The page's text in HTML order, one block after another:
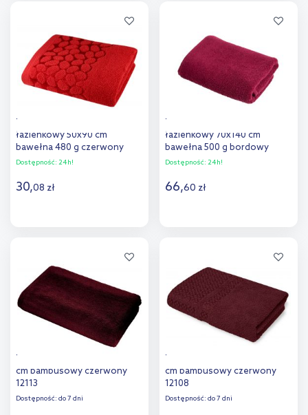
porównania porównania
Texpol Gobi ręcznik
łazienkowy 50x90 cm
bawełna 480 g czerwony
Dostępność: 24h!
30,08 zł
porównania
Texpol Gładki ręcznik
łazienkowy 70x140 cm
bawełna 500 g bordowy
Dostępność: 24h!
66,60 zł
porównania
Texpol Glossy ręcznik 50x30
cm bambusowy czerwony
12113
Dostępność: do 7 dni
Texpol Paris ręcznik 100x50
cm bambusowy czerwony
12108
Dostępność: do 7 dni